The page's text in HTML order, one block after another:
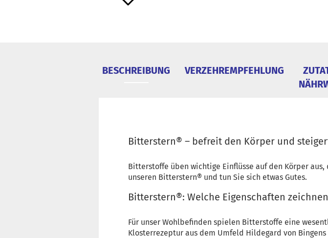
BESCHREIBUNG VERZEHREMPFEHLUNG
Bitterstern® – befreit den Körper und
Bitterstoffe üben wichtige Einflüsse auf den Körper
unseren Bitterstern® und tun Sie sich etwas Gutes.
Bitterstern®: Welche Eigenschaften
Für unser Wohlbefinden spielen Bitterstoffe eine
Klosterrezeptur aus dem Umfeld Hildegard von